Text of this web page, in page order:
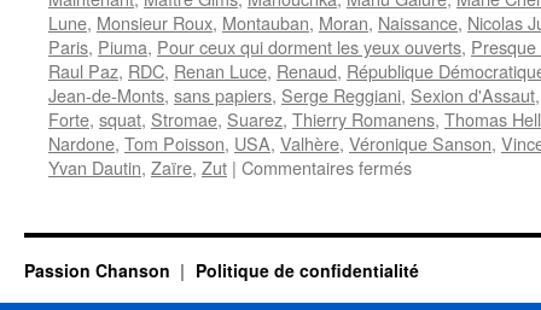
Lune, Monsieur Roux, Montauban, Moran, Naissance, Nicolas
Paris, Piuma, Pour ceux qui dorment les yeux ouverts, Presque
Raul Paz, RDC, Renan Luce, Renaud, République
Jean-de-Monts, sans papiers, Serge Reggiani, Sexion d'Assaut
Forte, squat, Stromae, Suarez, Thierry Romanens, Thomas
Nardone, Tom Poisson, USA, Valhère, Véronique Sanson,
Yvan Dautin, Zaïre, Zut | Commentaires ferméssur
Passion Chanson Politique de confidentialité